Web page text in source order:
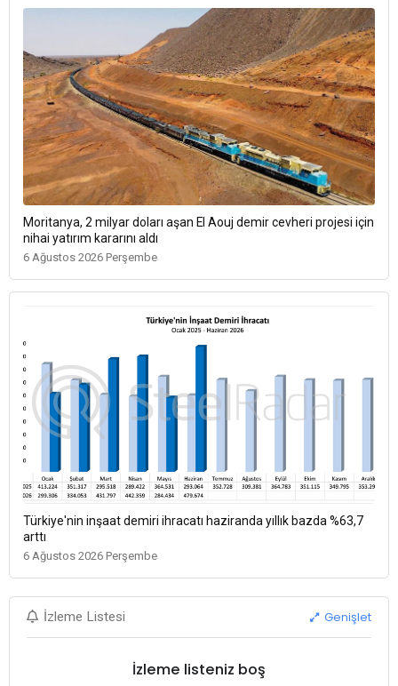
Moritanya, 2 milyar doları aşan El Aouj demir cevheri projesi için
nihai yatırım kararını aldı
6 Ağustos 2026 Perşembe
Türkiye'nin inşaat demiri ihracatı haziranda yıllık bazda %63,7
arttı
6 Ağustos 2026 Perşembe
İzleme Listesi Genişlet
İzleme listeniz boş